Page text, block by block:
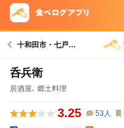
十和田市・七戸・十和田湖グルメへ
呑兵衛
居酒屋､ 郷土料理
3.25 53人